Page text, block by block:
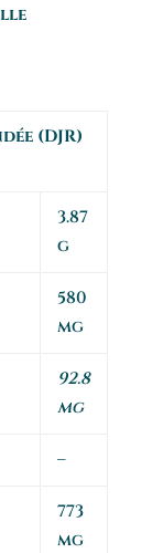
(DJR)
3.87
g
580
mg
92.8
mg
–
773
mg